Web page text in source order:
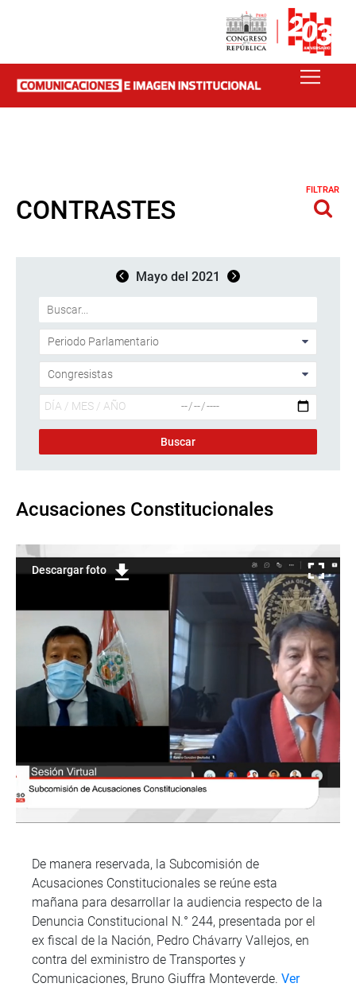
CONTRASTES
FILTRAR
Mayo del 2021
Acusaciones Constitucionales
Descargar foto
De manera reservada, la Subcomisión de
Acusaciones Constitucionales se reúne esta
mañana para desarrollar la audiencia respecto de la
Denuncia Constitucional N.° 244, presentada por el
ex fiscal de la Nación, Pedro Chávarry Vallejos, en
contra del exministro de Transportes y
Comunicaciones, Bruno Giuffra Monteverde. Ver